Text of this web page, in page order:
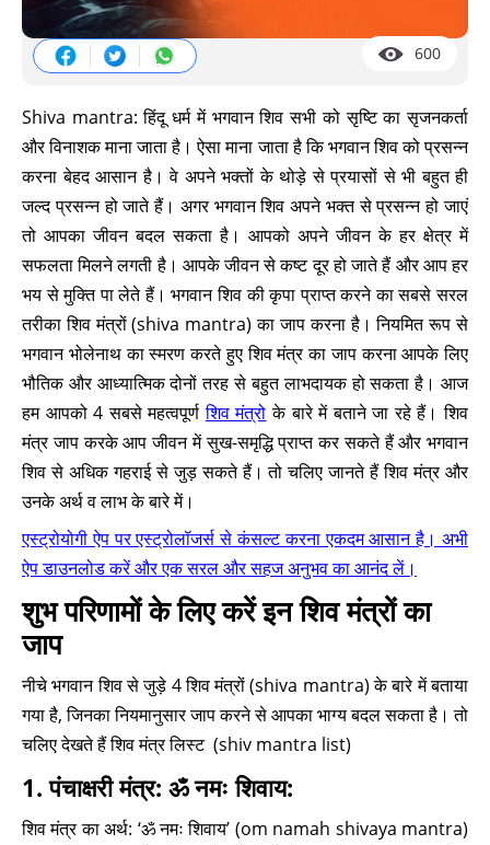
600
Shiva mantra: हिंदू धर्म में भगवान शिव सभी को सृष्टि का सृजनकर्ता
और विनाशक माना जाता है। ऐसा माना जाता है कि भगवान शिव को प्रसन्न
करना बेहद आसान है। वे अपने भक्तों के थोड़े से प्रयासों से भी बहुत ही
जल्द प्रसन्न हो जाते हैं। अगर भगवान शिव अपने भक्त से प्रसन्न हो जाएं
तो आपका जीवन बदल सकता है। आपको अपने जीवन के हर क्षेत्र में
सफलता मिलने लगती है। आपके जीवन से कष्ट दूर हो जाते हैं और आप हर
भय से मुक्ति पा लेते हैं। भगवान शिव की कृपा प्राप्त करने का सबसे सरल
तरीका शिव मंत्रों (shiva mantra) का जाप करना है। नियमित रूप से
भगवान भोलेनाथ का स्मरण करते हुए शिव मंत्र का जाप करना आपके लिए
भौतिक और आध्यात्मिक दोनों तरह से बहुत लाभदायक हो सकता है। आज
हम आपको 4 सबसे महत्वपूर्णशिव मंत्रो के बारे में बताने जा रहे हैं। शिव
मंत्र जाप करके आप जीवन में सुख-समृद्धि प्राप्त कर सकते हैं और भगवान
शिव से अधिक गहराई से जुड़ सकते हैं। तो चलिए जानते हैं शिव मंत्र और
उनके अर्थ व लाभ के बारे में।
एस्ट्रोयोगी ऐप पर एस्ट्रोलॉजर्स से कंसल्ट करना एकदम आसान है। अभी
ऐप डाउनलोड करें और एक सरल और सहज अनुभव का आनंद लें।
शुभ परिणामों के लिए करें इन शिव मंत्रों का
जाप
नीचे भगवान शिव से जुड़े 4 शिव मंत्रों (shiva mantra) के बारे में बताया
गया है, जिनका नियमानुसार जाप करने से आपका भाग्य बदल सकता है। तो
चलिए देखते हैं शिव मंत्र लिस्ट (shiv mantra list)
1. पंचाक्षरी मंत्र: ॐ नमः शिवाय:
शिव मंत्र का अर्थ: ‘ॐ नमः शिवाय’ (om namah shivaya mantra)